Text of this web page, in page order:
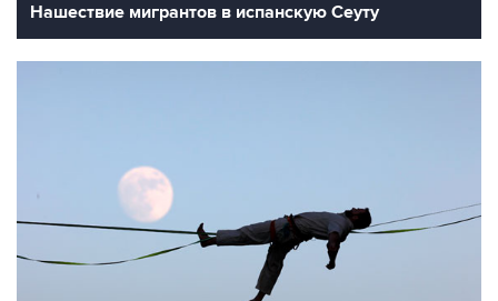
Нашествие мигрантов в испанскую Сеуту